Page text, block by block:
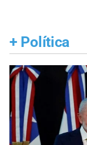
+ Política